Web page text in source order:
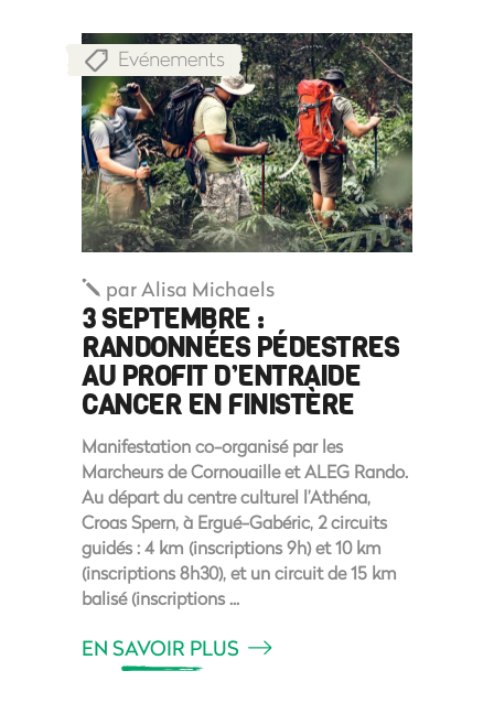
Evénements
parAlisa Michaels
3 SEPTEMBRE :
RANDONNÉES PÉDESTRES
AU PROFIT D’ENTRAIDE
CANCER EN FINISTÈRE
Manifestation co-organisé par les
Marcheurs de Cornouaille et ALEG Rando.
Au départ du centre culturel l’Athéna,
Croas Spern, à Ergué-Gabéric, 2 circuits
guidés : 4 km (inscriptions 9h) et 10 km
(inscriptions 8h30), et un circuit de 15 km
balisé (inscriptions
EN SAVOIR PLUS